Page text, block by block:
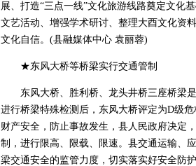
展、打造“三点一线”文化旅游线路奠定文化
文艺活动、增强学术研讨、整理大酉文化资
文化自信。(县融媒体中心 袁丽蓉)
★东风大桥等桥梁实行交通管制
东风大桥、胜利桥、龙头井桥三座桥梁是
进行桥梁特殊检测后，东风大桥评定为D级
财产安全，防止事故发生，县人民政府决定
制，进行限高、限载、限速。县交通运输、
梁交通安全的监管力度，切实落实好安全防